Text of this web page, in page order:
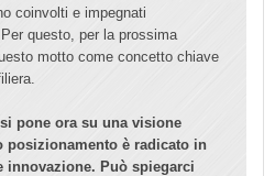
coinvolti e impegnati
questo, per la prossima
motto come concetto chiave
pone ora su una visione
posizionamento è radicato in
Può spiegarci